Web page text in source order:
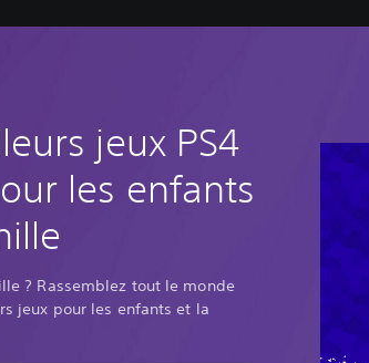
jeux PS4
les enfants
? Rassemblez tout le monde
jeux pour les enfants et la